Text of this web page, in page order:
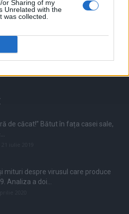
or Sharing of my
Unrelated with the
was collected.
de căcat!” Bătut în fața casei sale,
mituri despre virusul care produce
Analiza a doi...